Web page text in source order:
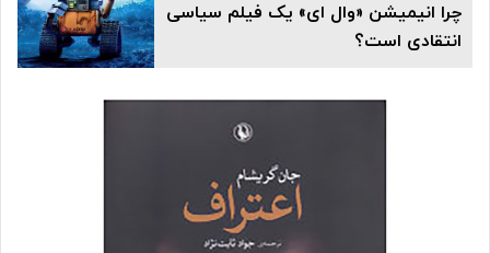
چرا انیمیشن «وال ای» یک فیلم سیاسی
انتقادی است؟